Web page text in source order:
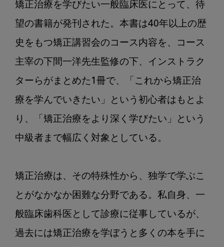
矯正治療を学びたい一般臨床医にとって、待
望の書籍が発刊された。本書は40年以上の歴
史をもつ矯正講習会のコース内容を、コース
主宰の下間一洋先生監修の下、インストラク
ターらがまとめた1冊で、「これから矯正治
療を学んでいきたい」という初心者はもとよ
り、「矯正治療をより深く学びたい」という
中級者まで幅広く対象としている。
矯正治療は、その特殊性から、独学で学ぶこ
とがなかなか困難な分野である。私自身、一
般臨床歯科医として診療に従事しているが、
過去には矯正治療を学ぼうと多くの本を手に